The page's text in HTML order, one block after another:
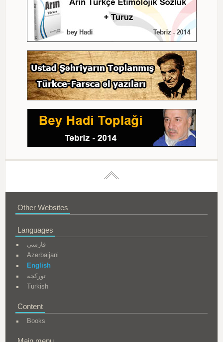
Other Websites
Languages
فارسی
Azerbaijani
English
تورکجه
Turkish
Content
Books